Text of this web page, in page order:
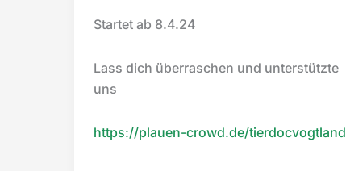
Startet ab 8.4.24
Lass dich überraschen und unterstützte
uns
https://plauen-crowd.de/tierdocvogtland